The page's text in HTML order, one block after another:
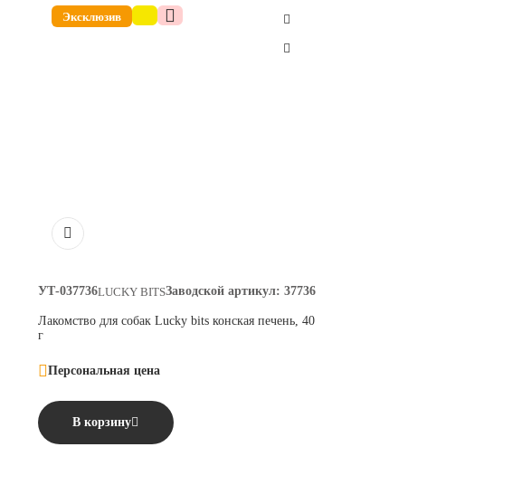
Эксклюзив
УТ-037736 Заводской артикул: 37736
LUCKY BITS
Лакомство для собак Lucky bits конская печень, 40
г
Персональная цена
В корзину